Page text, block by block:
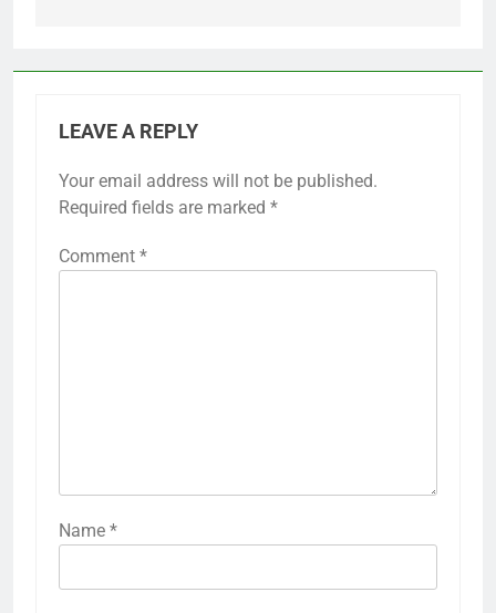
LEAVE A REPLY
Your email address will not be published.
Required fields are marked *
Comment *
Name *